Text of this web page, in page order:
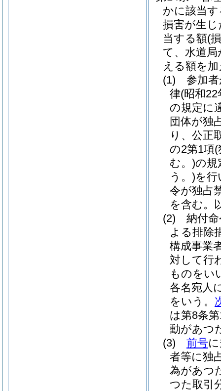
かに該当
損害が生
当する額(
て、水道
える額を
(1)
参加
律(昭和
の規定に
団体が独
り、公正
の2第1項(
む。)の規
う。)を行
令が独占
を含む。
(2)
納付
よる排除
構成事業
対して行
ものをい
各名宛人
をいう。
は第8条
動があつ
(3)
前号
者等に独
為があつ
つた取引